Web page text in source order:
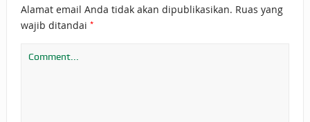
Alamat email Anda tidak akan dipublikasikan. Ruas yang
wajib ditandai *